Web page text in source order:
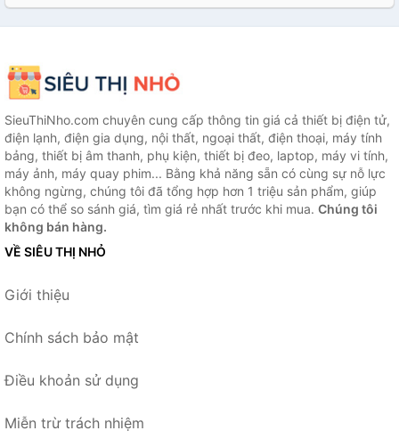
SieuThiNho.com chuyên cung cấp thông tin giá cả thiết bị điện tử,
điện lạnh, điện gia dụng, nội thất, ngoại thất, điện thoại, máy tính
bảng, thiết bị âm thanh, phụ kiện, thiết bị đeo, laptop, máy vi tính,
máy ảnh, máy quay phim... Bằng khả năng sẵn có cùng sự nỗ lực
không ngừng, chúng tôi đã tổng hợp hơn 1 triệu sản phẩm, giúp
bạn có thể so sánh giá, tìm giá rẻ nhất trước khi mua. Chúng tôi
không bán hàng.
VỀ SIÊU THỊ NHỎ
Giới thiệu
Chính sách bảo mật
Điều khoản sử dụng
Miễn trừ trách nhiệm